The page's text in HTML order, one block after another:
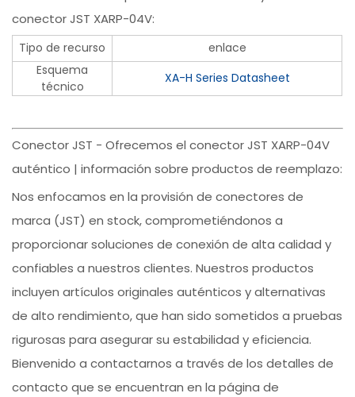
conector JST XARP-04V:
Tipo de recurso
enlace
Esquema
técnico
XA-H Series Datasheet
Conector JST - Ofrecemos el conector JST XARP-04V
auténtico | información sobre productos de reemplazo:
Nos enfocamos en la provisión de conectores de
marca (JST) en stock, comprometiéndonos a
proporcionar soluciones de conexión de alta calidad y
confiables a nuestros clientes. Nuestros productos
incluyen artículos originales auténticos y alternativas
de alto rendimiento, que han sido sometidos a pruebas
rigurosas para asegurar su estabilidad y eficiencia.
Bienvenido a contactarnos a través de los detalles de
contacto que se encuentran en la página de